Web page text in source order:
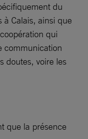
du
à Calais, ainsi que
qui
communication
doutes, voire les
que la présence